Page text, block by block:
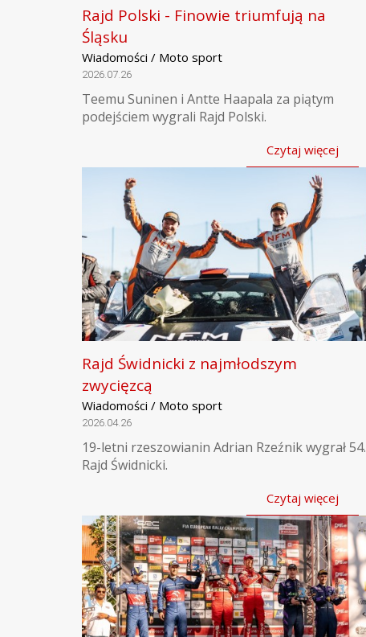
Rajd Polski - Finowie triumfują na
Śląsku
Wiadomości / Moto sport
2026.07.26
Teemu Suninen i Antte Haapala za piątym
podejściem wygrali Rajd Polski.
Czytaj więcej
Rajd Świdnicki z najmłodszym
zwycięzcą
Wiadomości / Moto sport
2026.04.26
19-letni rzeszowianin Adrian Rzeźnik wygrał 54.
Rajd Świdnicki.
Czytaj więcej